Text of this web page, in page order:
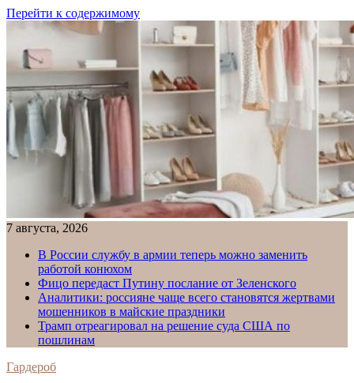
Перейти к содержимому
7 августа, 2026
В России службу в армии теперь можно заменить
работой конюхом
Фицо передаст Путину послание от Зеленского
Аналитики: россияне чаще всего становятся жертвами
мошенников в майские праздники
Трамп отреагировал на решение суда США по
пошлинам
Гардероб